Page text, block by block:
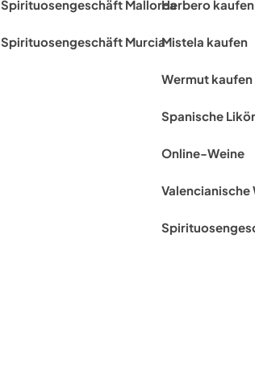
Spirituosengeschäft Mallorca
Spirituosengeschäft Murcia
Herbero kaufen
Mistela kaufen
Wermut kaufen
Spanische
Online-Weine
Valencianische